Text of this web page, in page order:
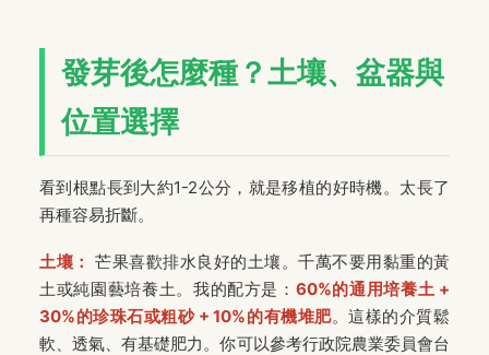
發芽後怎麼種？土壤、盆器與
位置選擇
看到根點長到大約1-2公分，就是移植的好時機。太長了
再種容易折斷。
土壤： 芒果喜歡排水良好的土壤。千萬不要用黏重的黃
土或純園藝培養土。我的配方是： 60%的通用培養土 +
30%的珍珠石或粗砂 + 10%的有機堆肥。這樣的介質鬆
軟、透氣、有基礎肥力。你可以參考行政院農業委員會台